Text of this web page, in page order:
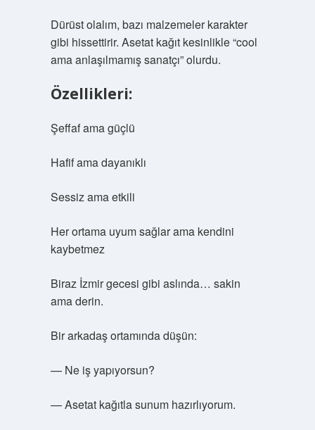
Dürüst olalım, bazı malzemeler karakter
gibi hissettirir. Asetat kağıt kesinlikle “cool
ama anlaşılmamış sanatçı” olurdu.
Özellikleri:
Şeffaf ama güçlü
Hafif ama dayanıklı
Sessiz ama etkili
Her ortama uyum sağlar ama kendini
kaybetmez
Biraz İzmir gecesi gibi aslında… sakin
ama derin.
Bir arkadaş ortamında düşün:
— Ne iş yapıyorsun?
— Asetat kağıtla sunum hazırlıyorum.